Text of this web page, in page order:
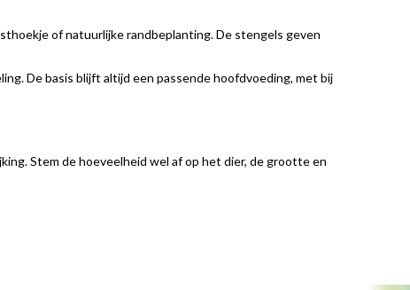
of natuurlijke randbeplanting. De stengels geven
De basis blijft altijd een passende hoofdvoeding, met bij
Stem de hoeveelheid wel af op het dier, de grootte en